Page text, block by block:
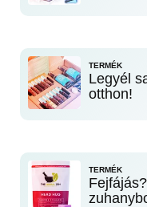
TERMÉK
Legyél
otthon!
TERMÉK